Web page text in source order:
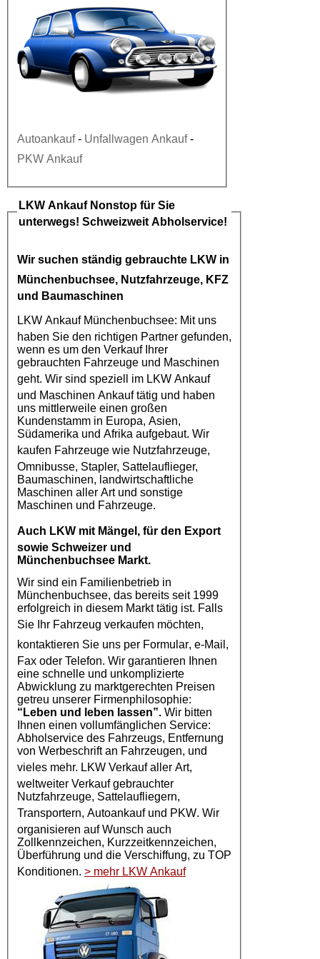
Autoankauf- Unfallwagen Ankauf-
PKW Ankauf
LKW AnkaufNonstop für Sie
unterwegs! Schweizweit Abholservice!
Wir suchen ständig gebrauchte LKW in
Münchenbuchsee, Nutzfahrzeuge, KFZ
und Baumaschinen
LKW Ankauf Münchenbuchsee: Mit uns
haben Sie den richtigen Partner gefunden,
wenn es um den Verkauf Ihrer
gebrauchten Fahrzeuge und Maschinen
geht. Wir sind speziell im LKW Ankauf
und Maschinen Ankauf tätig und haben
uns mittlerweile einen großen
Kundenstamm in Europa, Asien,
Südamerika und Afrika aufgebaut. Wir
kaufen Fahrzeuge wie Nutzfahrzeuge,
Omnibusse, Stapler, Sattelauflieger,
Baumaschinen, landwirtschaftliche
Maschinen aller Art und sonstige
Maschinen und Fahrzeuge.
Auch LKW mit Mängel, für den Export
sowie Schweizer und
Münchenbuchsee Markt.
Wir sind ein Familienbetrieb in
Münchenbuchsee, das bereits seit 1999
erfolgreich in diesem Markt tätig ist. Falls
Sie Ihr Fahrzeug verkaufen möchten,
kontaktieren Sie uns per Formular, e-Mail,
Fax oder Telefon. Wir garantieren Ihnen
eine schnelle und unkomplizierte
Abwicklung zu marktgerechten Preisen
getreu unserer Firmenphilosophie:
“Leben und leben lassen”. Wir bitten
Ihnen einen vollumfänglichen Service:
Abholservice des Fahrzeugs, Entfernung
von Werbeschrift an Fahrzeugen, und
vieles mehr. LKW Verkaufaller Art,
weltweiter Verkauf gebrauchter
Nutzfahrzeuge, Sattelaufliegern,
Transportern, Autoankaufund PKW. Wir
organisieren auf Wunsch auch
Zollkennzeichen, Kurzzeitkennzeichen,
Überführung und die Verschiffung, zu TOP
Konditionen. > mehr LKW Ankauf